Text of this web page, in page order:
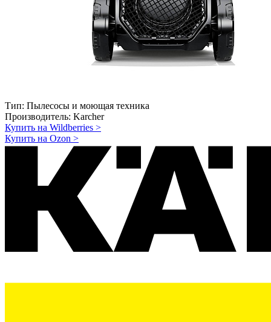
Тип: Пылесосы и моющая техника
Производитель: Karcher
Купить на Wildberries >
Купить на Ozon >